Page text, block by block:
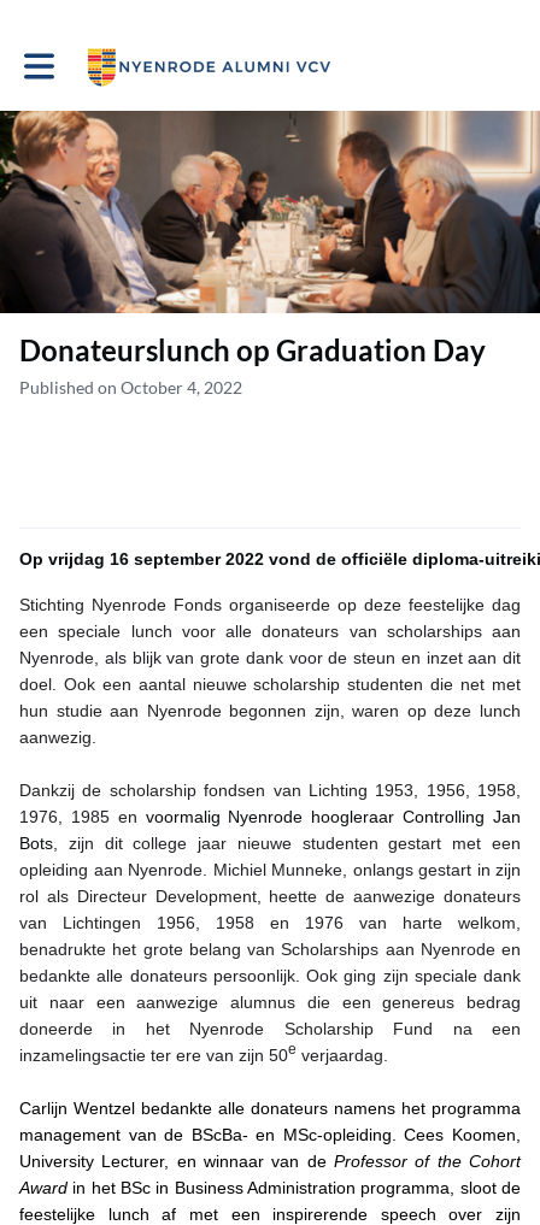
Toggle main navigation
Donateurslunch op Graduation Day
Published on October 4, 2022
Op vrijdag 16 september 2022 vond de officiële diploma-
Stichting Nyenrode Fonds organiseerde op deze feestelijke dag
een speciale lunch voor alle donateurs van scholarships aan
Nyenrode, als blijk van grote dank voor de steun en inzet aan dit
doel. Ook een aantal nieuwe scholarship studenten die net met
hun studie aan Nyenrode begonnen zijn, waren op deze lunch
aanwezig.
Dankzij de scholarship fondsen van Lichting 1953, 1956, 1958,
1976, 1985 en voormalig Nyenrode hoogleraar Controlling Jan
Bots , zijn dit college jaar nieuwe studenten gestart met een
opleiding aan Nyenrode. Michiel Munneke, onlangs gestart in zijn
rol als Directeur Development, heette de aanwezige donateurs
van Lichtingen 1956, 1958 en 1976 van harte welkom,
benadrukte het grote belang van Scholarships aan Nyenrode en
bedankte alle donateurs persoonlijk. Ook ging zijn speciale dank
uit naar een aanwezige alumnus die een genereus bedrag
doneerde in het Nyenrode Scholarship Fund na een
inzamelingsactie ter ere van zijn 50e verjaardag.
Carlijn Wentzel bedankte alle donateurs namens het programma
management van de BScBa- en MSc-opleiding. Cees Koomen,
University Lecturer, en winnaar van de Professor of the Cohort
Award in het BSc in Business Administration programma,
sloot de
feestelijke lunch af met een inspirerende speech over zijn